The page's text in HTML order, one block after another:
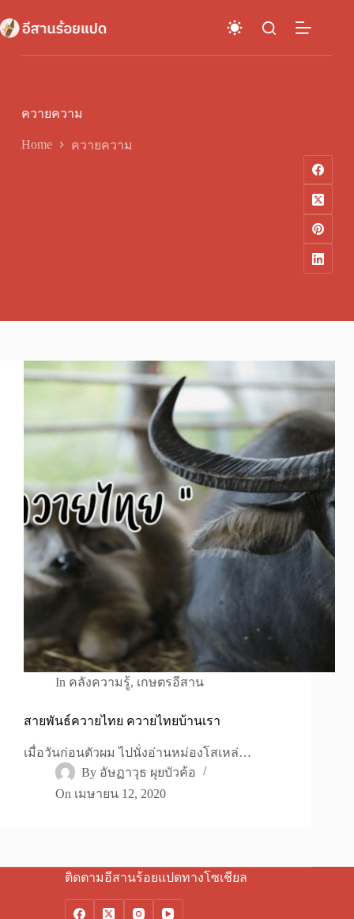
to
content
ควายความ
Home ควายความ
In คลังความรู้, เกษตรอีสาน
สายพันธ์ควายไทย ควายไทยบ้านเรา
เมื่อวันก่อนตัวผม ไปนั่งอ่านหม่องโสเหล่…
By อัษฏาวุธ ผุยบัวค้อ
On เมษายน 12, 2020
ติดตามอีสานร้อยแปดทางโซเชียล